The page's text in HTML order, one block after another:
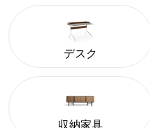
デスク
収納家具